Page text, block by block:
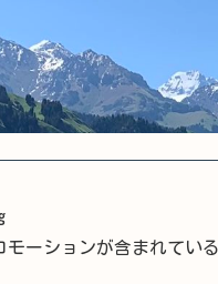
ーションが含まれてい